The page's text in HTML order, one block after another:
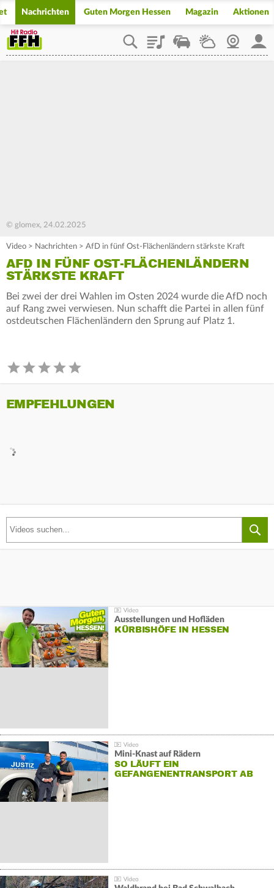
Nachrichten Guten Morgen Hessen Magazin Aktionen
PlaylistStaupilotWetterWebcam
© glomex, 24.02.2025
Video > Nachrichten > AfD in fünf Ost-Flächenländern stärkste Kraft
AFD IN FÜNF OST-FLÄCHENLÄNDERN
STÄRKSTE KRAFT
Bei zwei der drei Wahlen im Osten 2024 wurde die AfD noch
auf Rang zwei verwiesen. Nun schafft die Partei in allen fünf
ostdeutschen Flächenländern den Sprung auf Platz 1.
EMPFEHLUNGEN
Ausstellungen und Hofläden
KÜRBISHÖFE IN HESSEN
Mini-Knast auf Rädern
SO LÄUFT EIN
GEFANGENENTRANSPORT AB